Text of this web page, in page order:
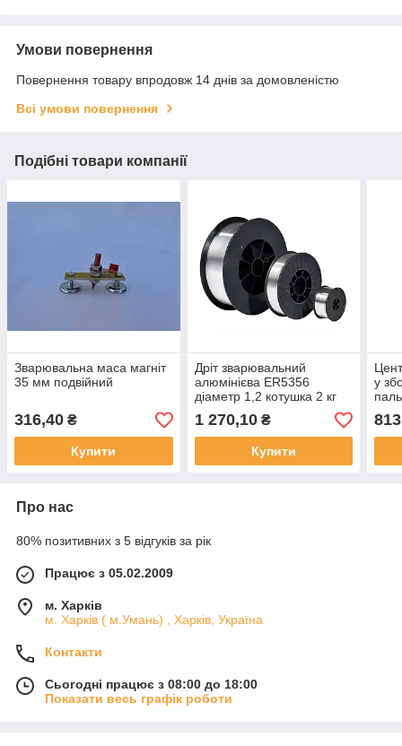
Умови повернення
Повернення товару впродовж 14 днів за домовленістю
Всі умови повернення
Подібні товари компанії
Зварювальна маса магніт
35 мм подвійний
316,40 ₴
Купити
Дріт зварювальний
алюмінієва ER5356
діаметр 1,2 котушка 2 кг
1 270,10₴
Купити
у
Про нас
80% позитивних з 5 відгуків за рік
Працює з 05.02.2009
м. Харків
м. Харків ( м.Умань) , Харків, Україна
Контакти
Сьогодні працює з 08:00 до 18:00
Показати весь графік роботи